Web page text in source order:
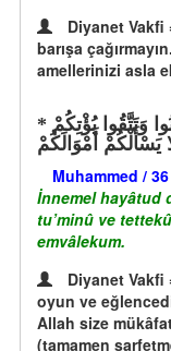
Diyanet
barışa
amellerinizi asla
إِنَّمَا الحَيَاةُ الدُّنْيَا لَعِبٌ وَلَهْوٌ وَإِن تُؤْمِنُوا وَتَتَّقُوا يُؤْتِكُمْ
يَسْأَلْكُمْ أَمْوَالَكُمْ
Muhammed /
İnnemel hayâtud
tu’minû ve
emvâlekum.
Diyanet
oyun ve
Allah size
(tamamen